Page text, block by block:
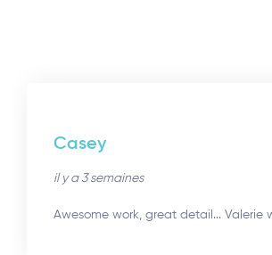
Casey
il y a 3 semaines
Awesome work, great detail... Valerie